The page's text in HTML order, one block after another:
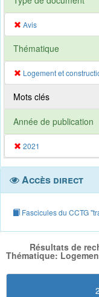
Avis
Thématique
Logement et
Mots clés
Année de publication
2021
Accès direct
Fascicules du CCTG
Résultats de
Thématique: